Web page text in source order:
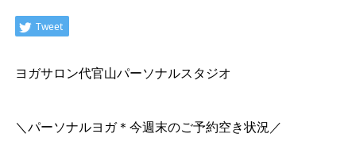
Tweet
ヨガサロン代官山パーソナルスタジオ
＼パーソナルヨガ＊今週末のご予約空き状況／